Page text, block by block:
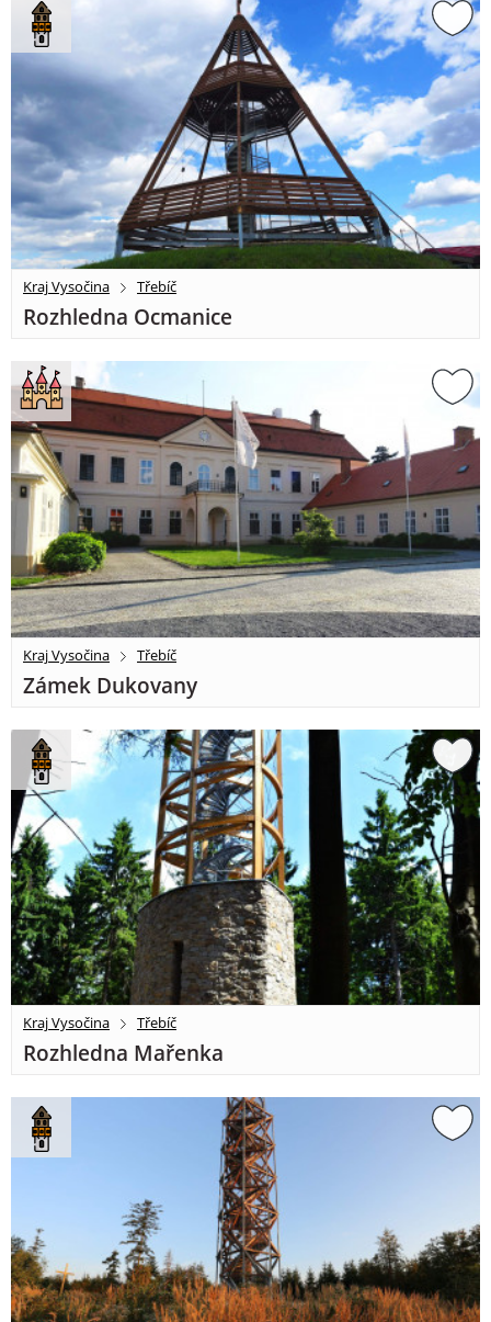
Kraj Vysočina Třebíč
Rozhledna Ocmanice
Kraj Vysočina Třebíč
Zámek Dukovany
Kraj Vysočina Třebíč
Rozhledna Mařenka